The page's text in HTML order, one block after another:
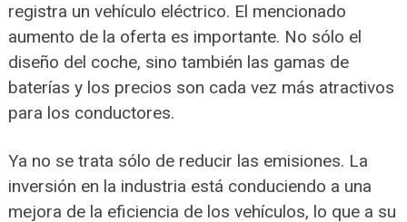
registra un vehículo eléctrico. El mencionado
aumento de la oferta es importante. No sólo el
diseño del coche, sino también las gamas de
baterías y los precios son cada vez más atractivos
para los conductores.
Ya no se trata sólo de reducir las emisiones. La
inversión en la industria está conduciendo a una
mejora de la eficiencia de los vehículos, lo que a su